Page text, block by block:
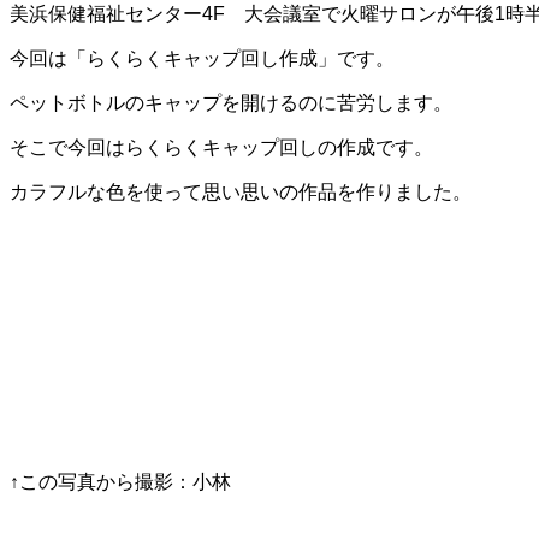
美浜保健福祉センター4F 大会議室で火曜サロンが午後1時
今回は「らくらくキャップ回し作成」です。
ペットボトルのキャップを開けるのに苦労します。
そこで今回はらくらくキャップ回しの作成です。
カラフルな色を使って思い思いの作品を作りました。
↑この写真から撮影：小林